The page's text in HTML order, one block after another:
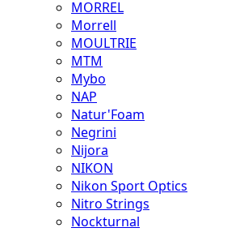
MORREL
Morrell
MOULTRIE
MTM
Mybo
NAP
Natur'Foam
Negrini
Nijora
NIKON
Nikon Sport Optics
Nitro Strings
Nockturnal